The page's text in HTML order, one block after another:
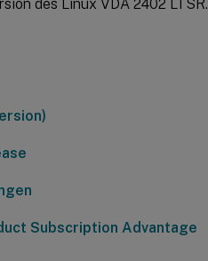
des Linux VDA 2402 LTSR.
Subscription Advantage